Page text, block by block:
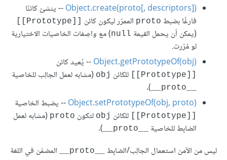
Object.create(proto[, descriptors])‎ -- ينشئ كائنًا
فارغًا بضبط proto الممرّر ليكون كائن
(يمكن أن يحمل القيمة null) مع واصِفات الخاصيات الاختيارية
لو مُرّرت.
Object.getPrototypeOf(obj)
للكائن obj (مشابه لعمل الجالِب للخاصية
).
Object.setPrototypeOf(obj, proto)
للكائن obj لتكون proto (مشابه لعمل
الضابِط للخاصية
).
ليس من الآمن استعمال الجالِب/الضابِط
المضمّن في اللغة